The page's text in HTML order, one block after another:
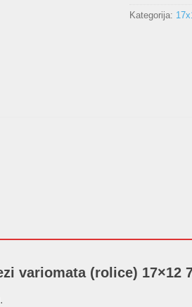
Kategorija:
variomata (rolice) 17×12